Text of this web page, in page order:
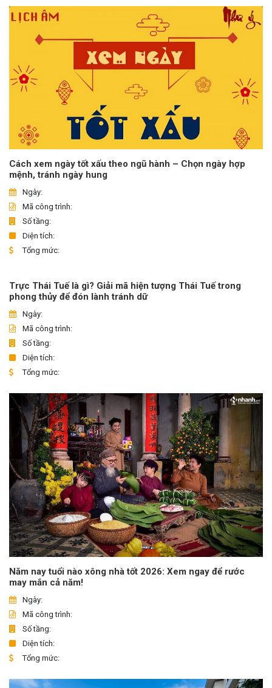
Cách xem ngày tốt xấu theo ngũ hành – Chọn ngày hợp
mệnh, tránh ngày hung
Ngày:
Mã công trình:
Số tầng:
Diện tích:
Tổng mức:
Trực Thái Tuế là gì? Giải mã hiện tượng Thái Tuế trong
phong thủy để đón lành tránh dữ
Ngày:
Mã công trình:
Số tầng:
Diện tích:
Tổng mức:
Năm nay tuổi nào xông nhà tốt 2026: Xem ngay để rước
may mắn cả năm!
Ngày:
Mã công trình:
Số tầng:
Diện tích:
Tổng mức: